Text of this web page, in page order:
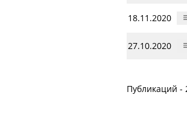
18.11.2020
27.10.2020
Публикаций -